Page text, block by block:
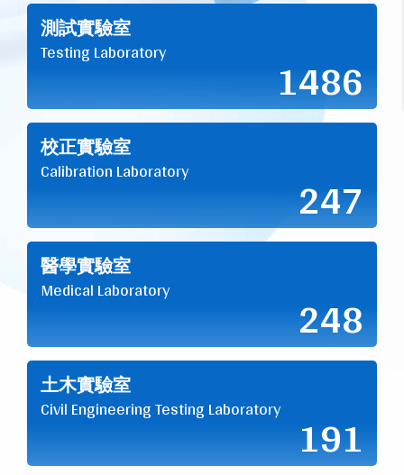
測試實驗室
Testing Laboratory 1486
校正實驗室
Calibration Laboratory 247
醫學實驗室
Medical Laboratory 248
土木實驗室
Civil Engineering Testing Laboratory 191